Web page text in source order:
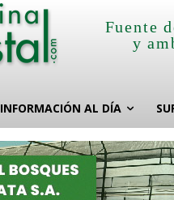
Fuente
y
INFORMACIÓN AL DÍA